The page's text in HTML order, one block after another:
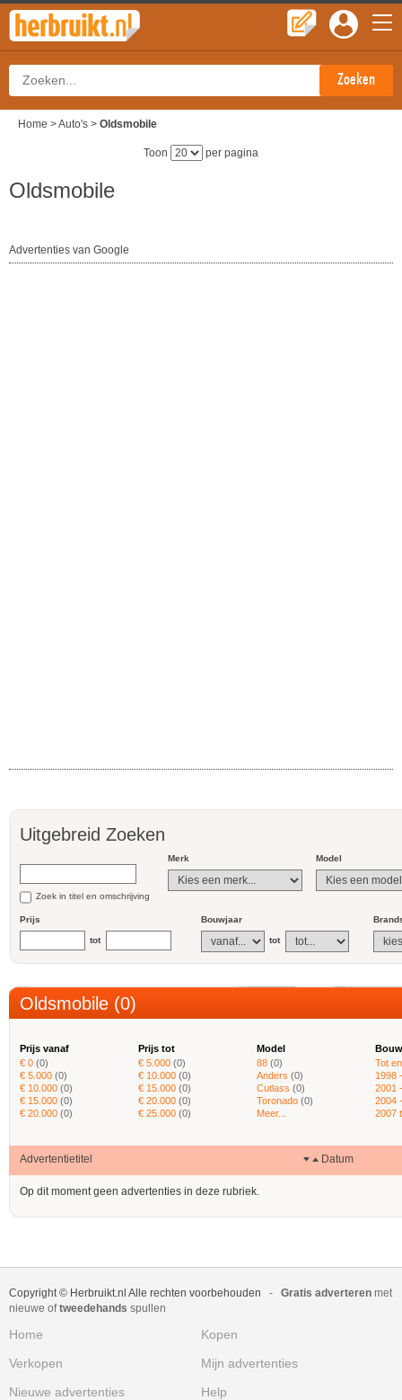
Home >Auto's > Oldsmobile
Toon per pagina
Oldsmobile
Advertenties van Google
Uitgebreid Zoeken
Zoek in titel en omschrijving
Merk Model
Prijs
tot
Bouwjaar
tot
Oldsmobile (0)
Prijs vanaf
€ 0 (0)
€ 5.000 (0)
€ 10.000 (0)
€ 15.000 (0)
€ 20.000 (0)
Prijs tot
€ 5.000 (0)
€ 10.000 (0)
€ 15.000 (0)
€ 20.000 (0)
€ 25.000 (0)
Model
88 (0)
Anders (0)
Cutlass (0)
Toronado (0)
Meer...
Tot
1998
2001
2004
2007
Advertentietitel Datum
Op dit moment geen advertenties in deze rubriek.
Copyright © Herbruikt.nl Alle rechten voorbehouden - Gratis adverteren met
nieuwe oftweedehands spullen
Home
Kopen
Verkopen
Mijn advertenties
Nieuwe advertenties
Help